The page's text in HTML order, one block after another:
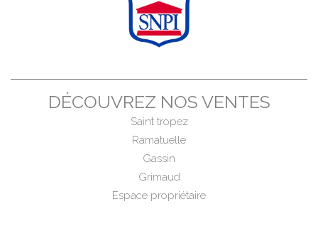
DÉCOUVREZ NOS VENTES
Saint tropez
Ramatuelle
Gassin
Grimaud
Espace propriétaire